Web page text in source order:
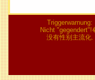
Triggerwarnung:
Nicht
没有性别主流化.